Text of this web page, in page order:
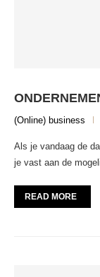
(Online) business
Als je vandaag de
je vast aan de
READ MORE